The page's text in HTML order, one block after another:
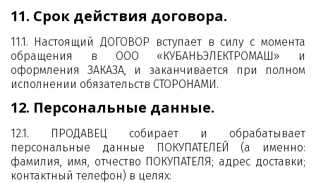
11. Срок действия договора.
11.1. Настоящий ДОГОВОР вступает в силу с момента
обращения в ООО «КУБАНЬЭЛЕКТРОМАШ» и
оформления ЗАКАЗА, и заканчивается при полном
исполнении обязательств СТОРОНАМИ.
12. Персональные данные.
12.1. ПРОДАВЕЦ собирает и обрабатывает
персональные данные ПОКУПАТЕЛЕЙ (а именно:
фамилия, имя, отчество ПОКУПАТЕЛЯ; адрес доставки;
контактный телефон) в целях: